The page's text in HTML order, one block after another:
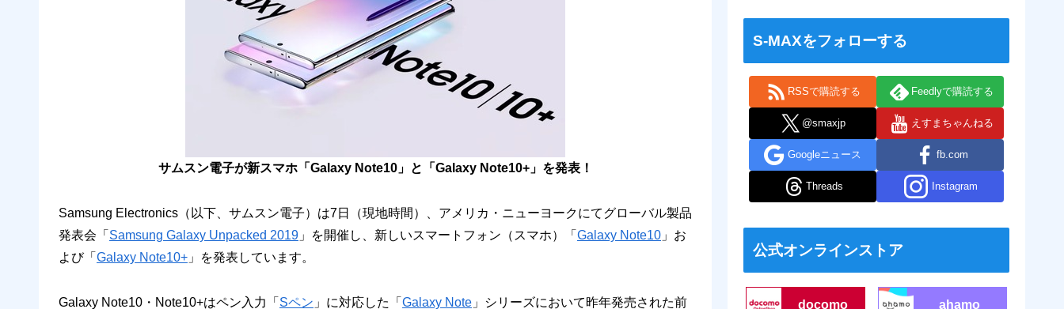
サムスン電子が新スマホ「Galaxy Note10」と「Galaxy Note10+」を発表！
Samsung Electronics（以下、サムスン電子）は7日（現地時間）、アメリカ・ニューヨークにてグローバル製品
発表会「 Samsung Galaxy Unpacked 2019 」を開催し、新しいスマートフォン（スマホ）「 Galaxy Note10 」お
よび「 Galaxy Note10+ 」を発表しています。
Galaxy Note10・Note10+はペン入力「 Sペン 」に対応した「 Galaxy Note 」シリーズにおいて昨年発売された前
S-MAXをフォローする
RSSで購読する Feedlyで購読する
@smaxjp えすまちゃんねる
Googleニュース fb.com
Threads Instagram
公式オンラインストア
docomo ahamo